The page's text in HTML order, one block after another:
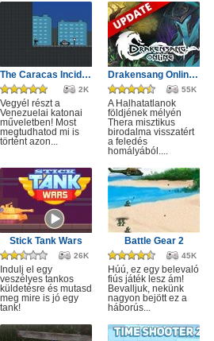
The Caracas Incident
2K
Vegyél részt a
Venezuelai katonai
műveletben! Most
megtudhatod mi is
történt azon...
Drakensang Online - A Halhatatlanok árnya
55K
A Halhatatlanok
földjének mélyén
Thera misztikus
birodalma visszatért
a feledés
homályából....
Stick Tank Wars
26K
Indulj el egy
veszélyes tankos
küldetésre és mutasd
meg mire is jó egy
tank!
Battle Gear 2
45K
Húú, ez egy belevaló
fiús játék lesz ám!
Bevalljuk, nekünk
nagyon bejött ez a
háborús...